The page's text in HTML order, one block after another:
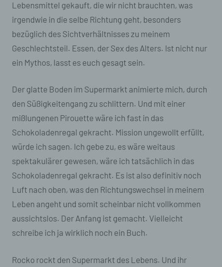
Lebensmittel gekauft, die wir nicht brauchten, was
irgendwie in die selbe Richtung geht, besonders
bezüglich des Sichtverhältnisses zu meinem
Geschlechtsteil. Essen, der Sex des Alters. Ist nicht nur
ein Mythos, lasst es euch gesagt sein.
Der glatte Boden im Supermarkt animierte mich, durch
den Süßigkeitengang zu schlittern. Und mit einer
mißlungenen Pirouette wäre ich fast in das
Schokoladenregal gekracht. Mission ungewollt erfüllt,
würde ich sagen. Ich gebe zu, es wäre weitaus
spektakulärer gewesen, wäre ich tatsächlich in das
Schokoladenregal gekracht. Es ist also definitiv noch
Luft nach oben, was den Richtungswechsel in meinem
Leben angeht und somit scheinbar nicht vollkommen
aussichtslos. Der Anfang ist gemacht. Vielleicht
schreibe ich ja wirklich noch ein Buch.
Rocko rockt den Supermarkt des Lebens. Und ihr
über einen Internetbrowser auf einem
Computersystem abgelegt und gespeichert
werden. Sie können die Verwendung von Cookies,
LocalStorage und SessionStorage durch
entsprechende Einstellung in Ihrem Browser
Cookies. Viele Cookies enthalten eine sogenannte
Kennung des Cookies. Sie besteht aus einer
Zeichenfolge, durch welche Internetseiten und
Server dem konkreten Internetbrowser zugeordnet
werden können, in dem das Cookie gespeichert
wurde. Dies ermöglicht es den besuchten
Internetseiten und Servern, den individuellen
Browser der betroffenen Person von anderen
Internetbrowsern, die andere Cookies enthalten,
zu unterscheiden. Ein bestimmter Internetbrowser
kann über die eindeutige Cookie-ID wiedererkannt
und identifiziert werden.
Durch den Einsatz von Cookies kann den Nutzern
dieser Internetseite nutzerfreundlichere Services
möglich wären.